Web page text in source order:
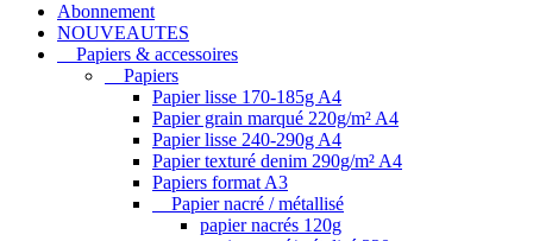
Abonnement
NOUVEAUTES
Papiers & accessoires
Papiers
Papier lisse 170-185g A4
Papier grain marqué 220g/m² A4
Papier lisse 240-290g A4
Papier texturé denim 290g/m² A4
Papiers format A3
Papier nacré / métallisé
papier nacrés 120g